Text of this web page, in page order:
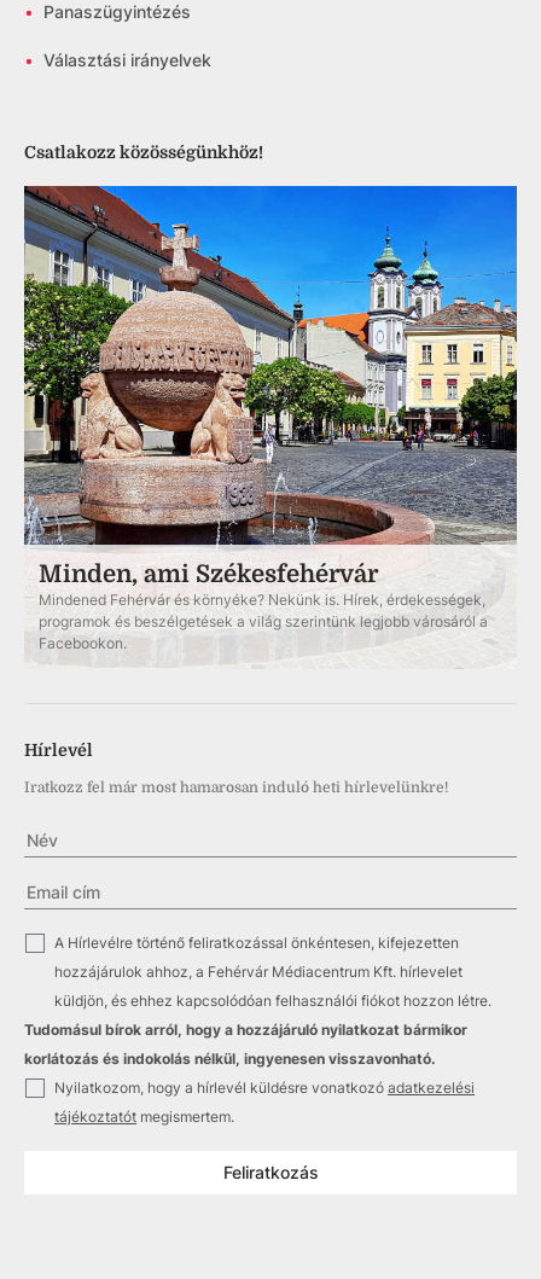
• Panaszügyintézés
• Választási irányelvek
Csatlakozz közösségünkhöz!
Minden, ami Székesfehérvár
Mindened Fehérvár és környéke? Nekünk is. Hírek, érdekességek,
programok és beszélgetések a világ szerintünk legjobb városáról a
Facebookon.
Hírlevél
Iratkozz fel már most hamarosan induló heti hírlevelünkre!
A Hírlevélre történő feliratkozással önkéntesen, kifejezetten
hozzájárulok ahhoz, a Fehérvár Médiacentrum Kft. hírlevelet
küldjön, és ehhez kapcsolódóan felhasználói fiókot hozzon létre.
Tudomásul bírok arról, hogy a hozzájáruló nyilatkozat bármikor
korlátozás és indokolás nélkül, ingyenesen visszavonható.
Nyilatkozom, hogy a hírlevél küldésre vonatkozó adatkezelési
tájékoztatót megismertem.
Feliratkozás